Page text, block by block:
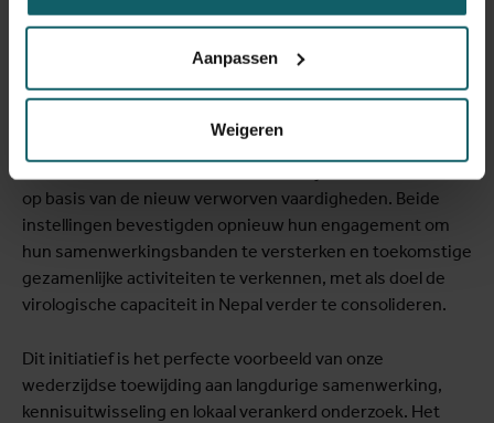
Aanpassen
Weigeren
Het enthousiasme en de toewijding van de deelnemers
waren duidelijk: ze slaagden allemaal voor de eindevaluatie
en toonden een sterke motivatie om het laboratorium
op basis van de nieuw verworven vaardigheden. Beide
instellingen bevestigden opnieuw hun engagement om
hun samenwerkingsbanden te versterken en toekomstige
gezamenlijke activiteiten te verkennen, met als doel de
virologische capaciteit in Nepal verder te consolideren.
Dit initiatief is het perfecte voorbeeld van onze
wederzijdse toewijding aan langdurige samenwerking,
kennisuitwisseling en lokaal verankerd onderzoek. Het